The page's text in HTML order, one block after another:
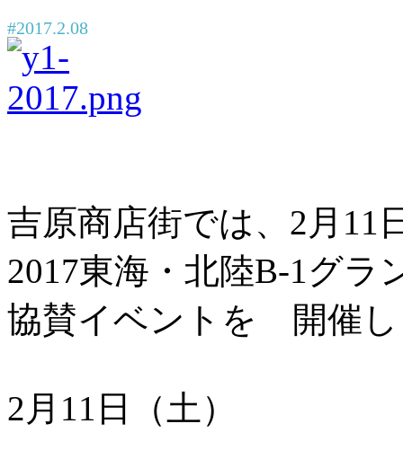
#2017.2.08
吉原商店街では、2月11
2017東海・北陸B-1グ
協賛イベントを 開催し
2月11日（土）